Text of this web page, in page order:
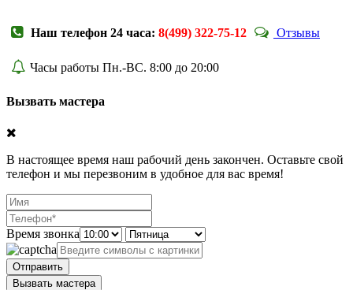
Наш телефон 24 часа: 8(499) 322-75-12 Отзывы
Часы работы Пн.-ВС. 8:00 до 20:00
Вызвать мастера
В настоящее время наш рабочий день закончен. Оставьте свой
телефон и мы перезвоним в удобное для вас время!
Время звонка
Отправить
Вызвать мастера